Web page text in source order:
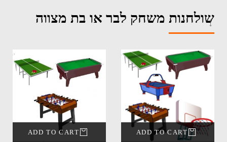
שולחנות משחק לבר או בת מצווה​
ADD TO CART
ADD TO CART